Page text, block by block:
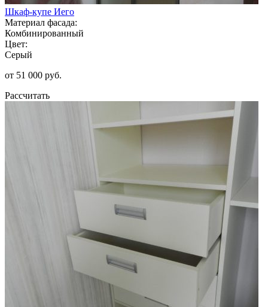
Шкаф-купе Иего
Материал фасада:
Комбинированный
Цвет:
Серый
от 51 000 руб.
Рассчитать